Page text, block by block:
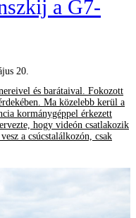
a G7-
20.
és barátaival. Fokozott
Ma közelebb kerül a
kormánygéppel érkezett
hogy videón csatlakozik
a csúcstalálkozón, csak